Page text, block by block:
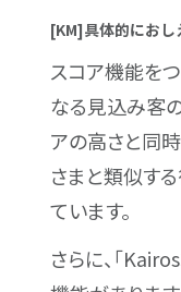
[KM]具体的におし
スコア機能を
なる見込み客
アの高さと同
さまと類似す
ています。
さらに、「